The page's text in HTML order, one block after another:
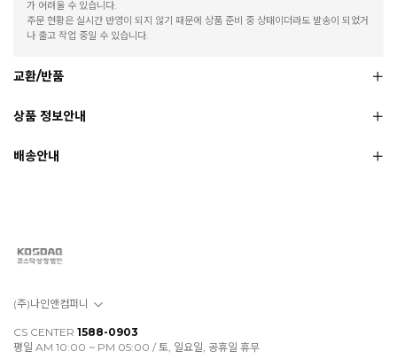
가 어려울 수 있습니다.
주문 현황은 실시간 반영이 되지 않기 때문에 상품 준비 중 상태이더라도 발송이 되었거
나 출고 작업 중일 수 있습니다.
교환/반품
상품 정보안내
배송안내
(주)나인앤컴퍼니
CS CENTER 1588-0903
평일 AM 10:00 ~ PM 05:00 / 토, 일요일, 공휴일 휴무